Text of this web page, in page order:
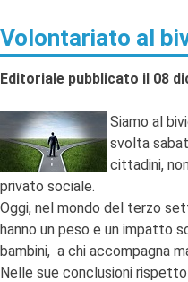
Volontariato al
Editoriale pubblicato il 08
Siamo al
svolta
cittadini,
privato sociale.
Oggi, nel mondo del terzo
hanno un peso e un impatto
bambini, a chi accompagna
Nelle sue conclusioni